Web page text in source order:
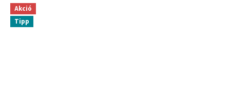
Akció
Tipp